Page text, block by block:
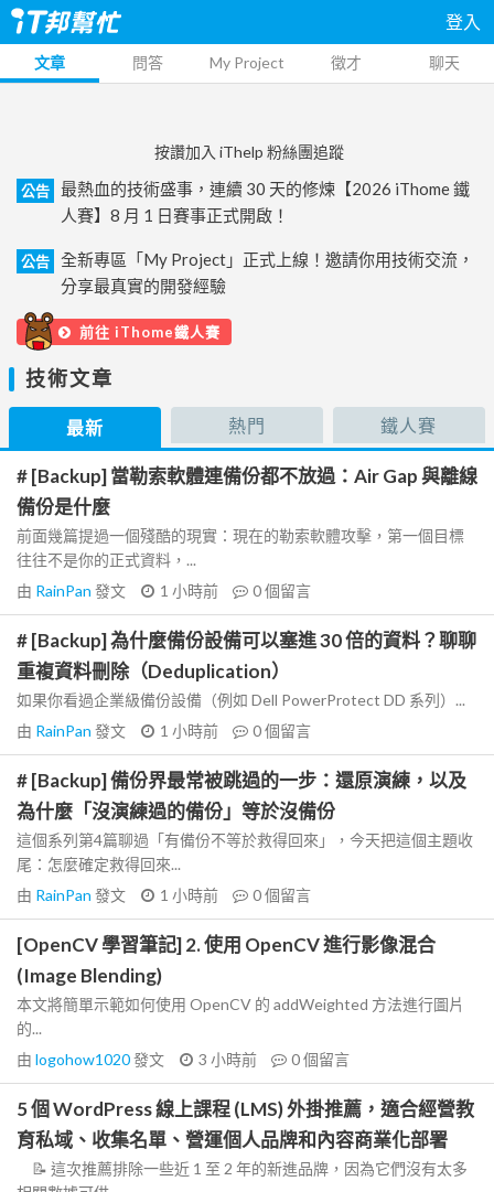
登入
文章 問答 My Project 徵才 聊天
按讚加入 iThelp 粉絲團追蹤
公告
最熱血的技術盛事，連續 30 天的修煉【2026 iThome 鐵
人賽】8 月 1 日賽事正式開啟！
公告
全新專區「My Project」正式上線！邀請你用技術交流，
分享最真實的開發經驗
前往 iThome鐵人賽
技術文章
最新 熱門 鐵人賽
# [Backup] 當勒索軟體連備份都不放過：Air Gap 與離線
備份是什麼
前面幾篇提過一個殘酷的現實：現在的勒索軟體攻擊，第一個目標
往往不是你的正式資料，...
由 RainPan 發文 1 小時前 0個留言
# [Backup] 為什麼備份設備可以塞進 30 倍的資料？聊聊
重複資料刪除（Deduplication）
如果你看過企業級備份設備（例如 Dell PowerProtect DD 系列）...
由 RainPan 發文 1 小時前 0個留言
# [Backup] 備份界最常被跳過的一步：還原演練，以及
為什麼「沒演練過的備份」等於沒備份
這個系列第4篇聊過「有備份不等於救得回來」，今天把這個主題收
尾：怎麼確定救得回來...
由 RainPan 發文 1 小時前 0個留言
[OpenCV 學習筆記] 2. 使用 OpenCV 進行影像混合
(Image Blending)
本文將簡單示範如何使用 OpenCV 的 addWeighted 方法進行圖片
的...
由 logohow1020發文 3 小時前 0個留言
5 個 WordPress 線上課程 (LMS) 外掛推薦，適合經營教
育私域、收集名單、營運個人品牌和內容商業化部署
📝 這次推薦排除一些近 1 至 2 年的新進品牌，因為它們沒有太多